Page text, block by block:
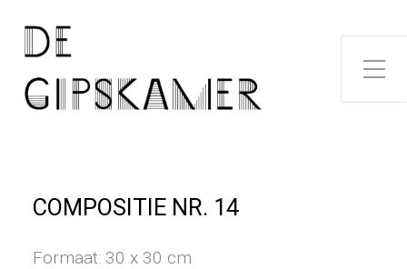
Toggle
COMPOSITIE NR. 14
Formaat: 30 x 30 cm